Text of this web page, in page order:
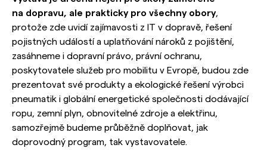
na dopravu, ale prakticky pro všechny obory,
protože zde uvidí zajímavosti z IT v dopravě, řešení
pojistných událostí a uplatňování nároků z pojištění,
zasáhneme i dopravní právo, právní ochranu,
poskytovatele služeb pro mobilitu v Evropě, budou zde
prezentovat své produkty a ekologické řešení výrobci
pneumatik i globální energetické společnosti dodávající
ropu, zemní plyn, obnovitelné zdroje a elektřinu,
samozřejmě budeme průběžně doplňovat, jak
doprovodný program, tak vystavovatele.